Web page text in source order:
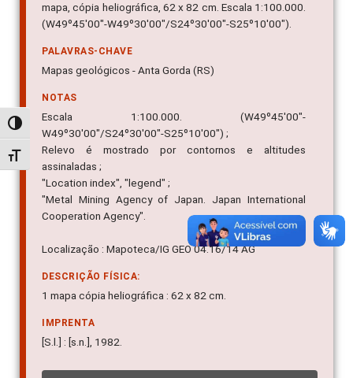
Alternar alto contraste
Alternar tamanho da fonte
mapa, cópia heliográfica, 62 x 82 cm. Escala 1:100.000.
(W49º45'00"-W49º30'00"/S24º30'00"-S25º10'00").
PALAVRAS-CHAVE
Mapas geológicos - Anta Gorda (RS)
NOTAS
Escala 1:100.000. (W49º45'00"-
W49º30'00"/S24º30'00"-S25º10'00") ;
Relevo é mostrado por contornos e altitudes
assinaladas ;
"Location index", "legend" ;
"Metal Mining Agency of Japan. Japan International
Cooperation Agency".
Localização : Mapoteca/IG GEO 04.16/14 AG
DESCRIÇÃO FÍSICA:
1 mapa cópia heliográfica : 62 x 82 cm.
IMPRENTA
[S.l.] : [s.n.], 1982.